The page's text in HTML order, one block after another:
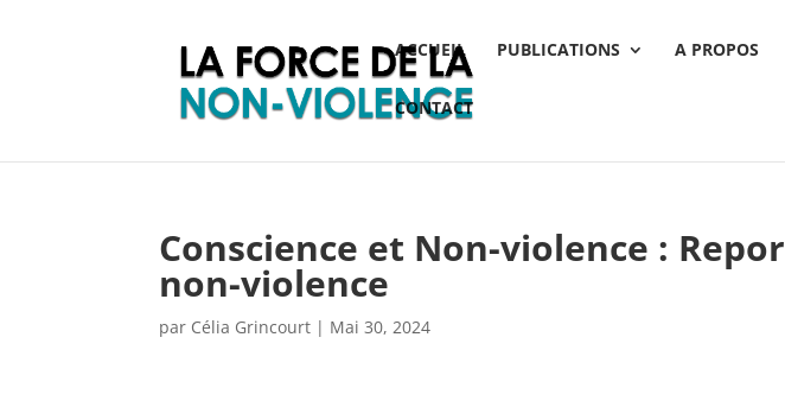
ACCUEIL PUBLICATIONS A PROPOS
CONTACT
Conscience et Non-violence :
non-violence
par Célia Grincourt | Mai 30, 2024